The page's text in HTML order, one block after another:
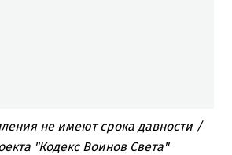
не имеют срока давности /
"Кодекс Воинов Света"